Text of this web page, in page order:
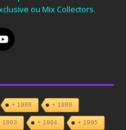
ou Mix Collectors.
+ 1988 + 1989
1993 + 1994 + 1995